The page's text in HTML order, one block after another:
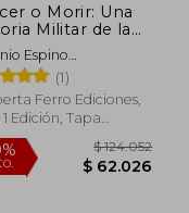
o Morir: Una
Militar de la
de México
Espino
(1)
Ferro Ediciones,
1 Edición, Tapa
Nuevo